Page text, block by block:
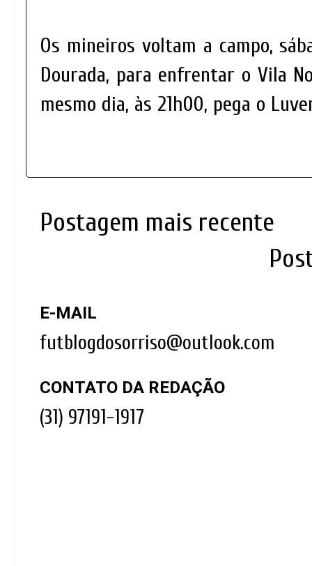
Os mineiros voltam a campo,
Dourada, para enfrentar o Vila
mesmo dia, às 21h00, pega o
Postagem mais recente
E-MAIL
futblogdosorriso@outlook.com
CONTATO DA REDAÇÃO
(31) 97191-1917